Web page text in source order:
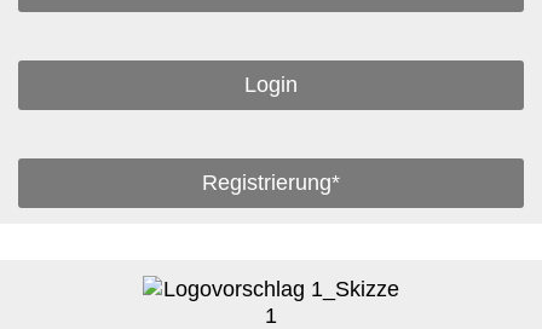
Login
Registrierung*